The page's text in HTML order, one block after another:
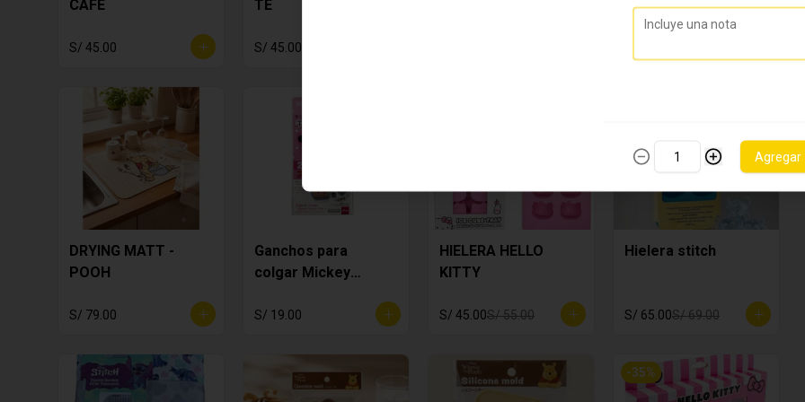
CAFE
S/ 45.00
TE
S/ 45.00
ESTAMPADOR
HELLO KITTY
DRYING MATT -
POOH
S/ 79.00
Ganchos para
colgar Mickey
S/ 19.00
HIELERA HELLO
KITTY
S/ 45.00S/ 55.00
Hielera stitch
S/ 65.00S/ 69.00
-35%
Agregar